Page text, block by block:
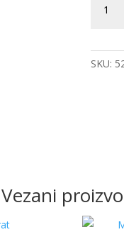
0.75l
SKU:
Vezani